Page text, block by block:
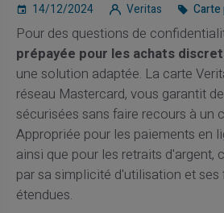
14/12/2024 Veritas Carte
Pour des questions de
prépayée pour les achats
une solution adaptée. La carte
réseau Mastercard, vous garantit
sécurisées sans faire recours à un
Appropriée pour les paiements en
ainsi que pour les retraits d'argent,
par sa simplicité d'utilisation et
étendues.